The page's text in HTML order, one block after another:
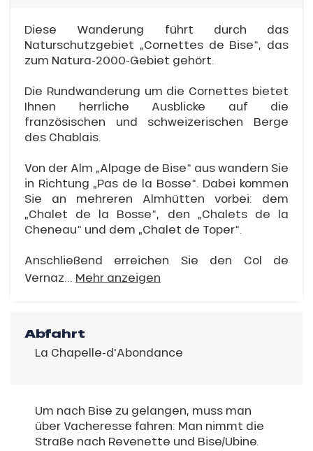
Diese Wanderung führt durch das
Naturschutzgebiet „Cornettes de Bise“, das
zum Natura-2000-Gebiet gehört.
Die Rundwanderung um die Cornettes bietet
Ihnen herrliche Ausblicke auf die
französischen und schweizerischen Berge
des Chablais.
Von der Alm „Alpage de Bise“ aus wandern Sie
in Richtung „Pas de la Bosse“. Dabei kommen
Sie an mehreren Almhütten vorbei: dem
„Chalet de la Bosse“, den „Chalets de la
Cheneau“ und dem „Chalet de Toper“.
Anschließend erreichen Sie den Col de
Vernaz... Mehr anzeigen
Abfahrt
La Chapelle-d'Abondance
Um nach Bise zu gelangen, muss man
über Vacheresse fahren: Man nimmt die
Straße nach Revenette und Bise/Ubine.